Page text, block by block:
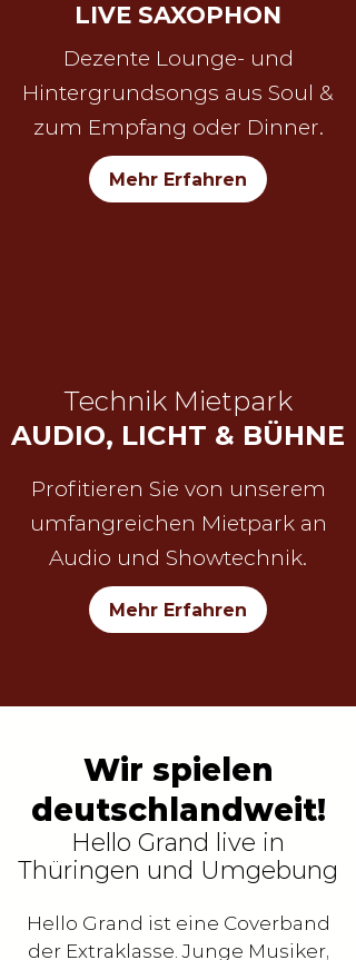
LIVE SAXOPHON
Dezente Lounge- und
Hintergrundsongs aus Soul &
zum Empfang oder Dinner.
Mehr Erfahren
Technik Mietpark
AUDIO, LICHT & BÜHNE
Profitieren Sie von unserem
umfangreichen Mietpark an
Audio und Showtechnik.
Mehr Erfahren
Wir spielen
deutschlandweit!
Hello Grand live in
Thüringen und Umgebung
Hello Grand ist eine Coverband
der Extraklasse. Junge Musiker,